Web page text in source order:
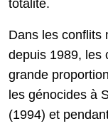
totalité.
Dans les conflits
depuis 1989, les
grande
les génocides à
(1994) et